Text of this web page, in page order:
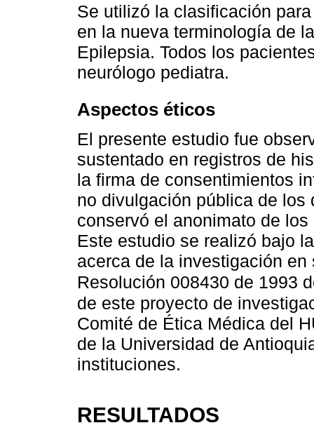
Se utilizó la clasificación
en la nueva terminología de
Epilepsia. Todos los
neurólogo pediatra.
Aspectos éticos
El presente estudio fue
sustentado en registros de
la firma de consentimientos
no divulgación pública de
conservó el anonimato de
Este estudio se realizó bajo
acerca de la investigación
Resolución 008430 de 1993
de este proyecto de
Comité de Ética Médica del
de la Universidad de
instituciones.
RESULTADOS